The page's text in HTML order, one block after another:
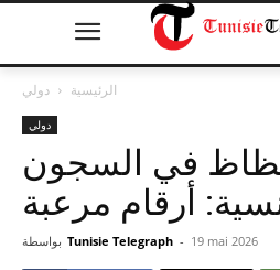
الرئيسية دولي
دولي
في السجون
أرقام مرعبة
بواسطة Tunisie Telegraph - 19 mai 2026